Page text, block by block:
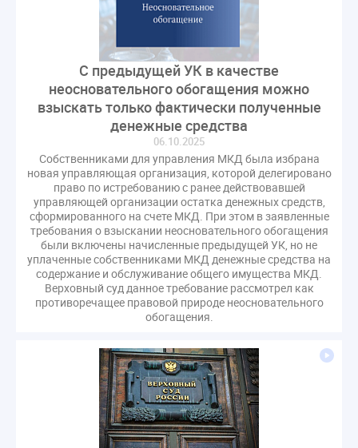
выставка ЖКХ
законопроект
запрет на уступку
инициатива
информационная система ЖКХ
контроль
круглый стол
мораторий
обсуждение
оплата услуг
отчетность УК
персональные данные
реформирование ЖКХ
ВЦИОМ
ГИС ЖКС
ГПК РФ ГУО
Геллер
Государственная дума
Дезинфекция
Дума
ЕФИЦ
Законопроект Минстрой
Законопроект Пахомов Кошелев
Законопроект теплоснабжение ответственность
Законотворчество
Заседание
ИПУ
Игорь Владимиров
Качество
Кейс
Конституционный Суд
Кошелев Пахомов
Лицензии М.Геллер
Награды Новая УК
ПМЭФ-2024
ПМЮФ-2024
Перепланировка ОДИ
Поручение Президента
Правительства РФ
Правительство диагностика
С предыдущей УК в качестве
неосновательного обогащения можно
взыскать только фактически полученные
денежные средства
06.10.2025
Собственниками для управления МКД была избрана
новая управляющая организация, которой делегировано
право по истребованию с ранее действовавшей
управляющей организации остатка денежных средств,
сформированного на счете МКД. При этом в заявленные
требования о взыскании неосновательного обогащения
были включены начисленные предыдущей УК, но не
уплаченные собственниками МКД денежные средства на
содержание и обслуживание общего имущества МКД.
Верховный суд данное требование рассмотрел как
противоречащее правовой природе неосновательного
обогащения.